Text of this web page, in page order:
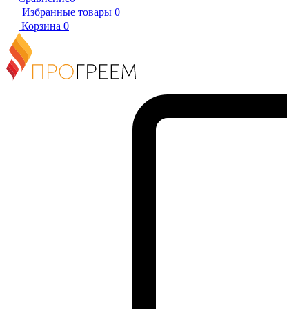
Избранные товары 0
Корзина 0